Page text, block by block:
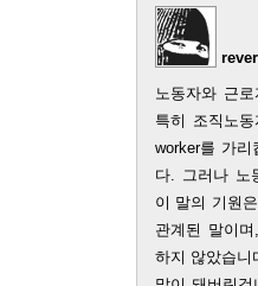
노동자와 근
특히 조직노
worker를 가리
다. 그러나 노
이 말의 기원
관계된 말이
하지 않았습니